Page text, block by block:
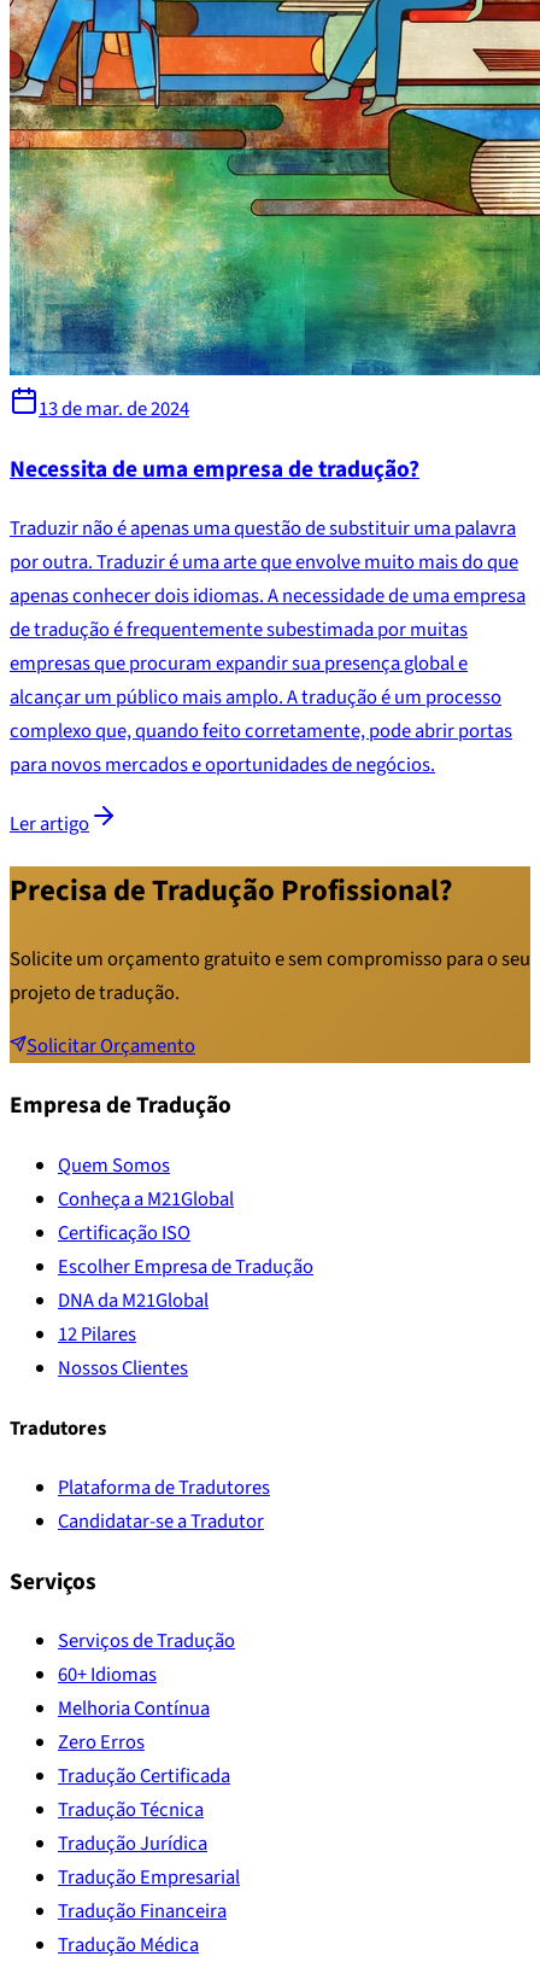
13 de mar. de 2024
Necessita de uma empresa de tradução?
Traduzir não é apenas uma questão de substituir uma palavra
por outra. Traduzir é uma arte que envolve muito mais do que
apenas conhecer dois idiomas. A necessidade de uma empresa
de tradução é frequentemente subestimada por muitas
empresas que procuram expandir sua presença global e
alcançar um público mais amplo. A tradução é um processo
complexo que, quando feito corretamente, pode abrir portas
para novos mercados e oportunidades de negócios.
Ler artigo
Precisa de Tradução Profissional?
Solicite um orçamento gratuito e sem compromisso para o seu
projeto de tradução.
Solicitar Orçamento
Empresa de Tradução
Quem Somos
Conheça a M21Global
Certificação ISO
Escolher Empresa de Tradução
DNA da M21Global
12 Pilares
Nossos Clientes
Tradutores
Plataforma de Tradutores
Candidatar-se a Tradutor
Serviços
Serviços de Tradução
60+ Idiomas
Melhoria Contínua
Zero Erros
Tradução Certificada
Tradução Técnica
Tradução Jurídica
Tradução Empresarial
Tradução Financeira
Tradução Médica